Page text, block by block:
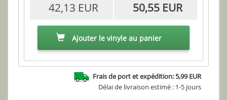
42,13 EUR 50,55 EUR
Ajouter le vinyle au panier
Frais de port et expédition: 5,99 EUR
Délai de livraison estimé : 1-5 jours